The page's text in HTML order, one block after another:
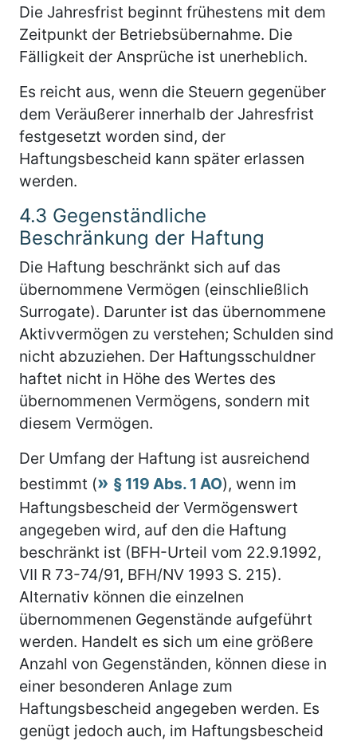
Die Jahresfrist beginnt frühestens mit dem
Zeitpunkt der Betriebsübernahme. Die
Fälligkeit der Ansprüche ist unerheblich.
Es reicht aus, wenn die Steuern gegenüber
dem Veräußerer innerhalb der Jahresfrist
festgesetzt worden sind, der
Haftungsbescheid kann später erlassen
werden.
4.3 Gegenständliche
Beschränkung der Haftung
Die Haftung beschränkt sich auf das
übernommene Vermögen (einschließlich
Surrogate). Darunter ist das übernommene
Aktivvermögen zu verstehen; Schulden sind
nicht abzuziehen. Der Haftungsschuldner
haftet nicht in Höhe des Wertes des
übernommenen Vermögens, sondern mit
diesem Vermögen.
Der Umfang der Haftung ist ausreichend
bestimmt (
§ 119 Abs. 1 AO), wenn im
Haftungsbescheid der Vermögenswert
angegeben wird, auf den die Haftung
beschränkt ist (BFH-Urteil vom 22.9.1992,
VII R 73-74/91, BFH/NV 1993 S. 215).
Alternativ können die einzelnen
übernommenen Gegenstände aufgeführt
werden. Handelt es sich um eine größere
Anzahl von Gegenständen, können diese in
einer besonderen Anlage zum
Haftungsbescheid angegeben werden. Es
genügt jedoch auch, im Haftungsbescheid